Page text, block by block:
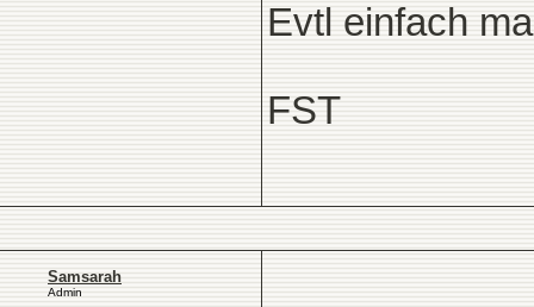
Evtl einfach
FST
Samsarah
Admin